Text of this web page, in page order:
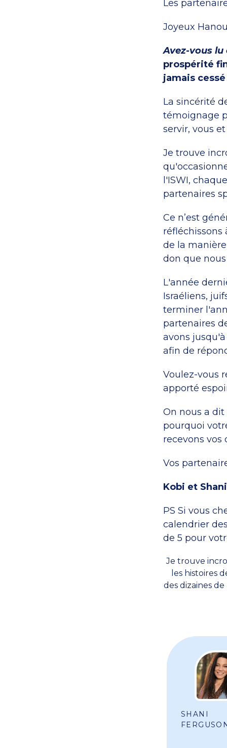
Les
Joyeux
Avez-vous lu
prospérité
jamais
La sincérité
témoignage
servir, vous
Je trouve
l'ISWI,
partenaires
Ce n’est
réfléchissons
de la
don que
L'année
Israéliens,
terminer
partenaires
avons
afin de
Voulez-vous
apporté
On nous a
pourquoi
recevons vos
Vos
Kobi et
PS Si vous
calendrier
de 5 pour
Je trouve
les histoires
des dizaines
SHANI